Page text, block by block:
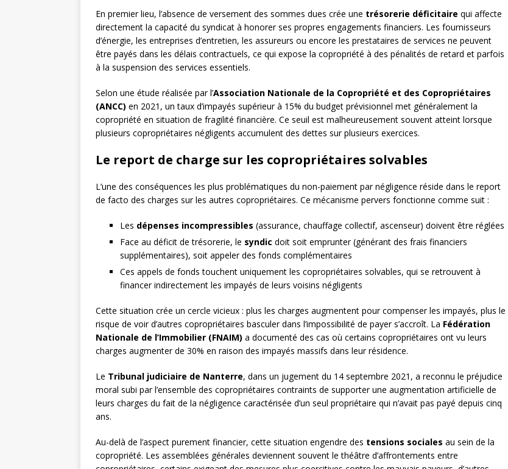
En premier lieu, l’absence de versement des sommes dues crée une trésorerie déficitaire qui affecte
directement la capacité du syndicat à honorer ses propres engagements financiers. Les fournisseurs
d’énergie, les entreprises d’entretien, les assureurs ou encore les prestataires de services ne peuvent
être payés dans les délais contractuels, ce qui expose la copropriété à des pénalités de retard et parfois
à la suspension des services essentiels.
Selon une étude réalisée par l’Association Nationale de la Copropriété et des Copropriétaires
(ANCC) en 2021, un taux d’impayés supérieur à 15% du budget prévisionnel met généralement la
copropriété en situation de fragilité financière. Ce seuil est malheureusement souvent atteint lorsque
plusieurs copropriétaires négligents accumulent des dettes sur plusieurs exercices.
Le report de charge sur les copropriétaires solvables
L’une des conséquences les plus problématiques du non-paiement par négligence réside dans le report
de facto des charges sur les autres copropriétaires. Ce mécanisme pervers fonctionne comme suit :
Les dépenses incompressibles (assurance, chauffage collectif, ascenseur) doivent être réglées
Face au déficit de trésorerie, le syndic doit soit emprunter (générant des frais financiers
supplémentaires), soit appeler des fonds complémentaires
Ces appels de fonds touchent uniquement les copropriétaires solvables, qui se retrouvent à
financer indirectement les impayés de leurs voisins négligents
Cette situation crée un cercle vicieux : plus les charges augmentent pour compenser les impayés, plus le
risque de voir d’autres copropriétaires basculer dans l’impossibilité de payer s’accroît. La Fédération
Nationale de l’Immobilier (FNAIM) a documenté des cas où certains copropriétaires ont vu leurs
charges augmenter de 30% en raison des impayés massifs dans leur résidence.
Le Tribunal judiciaire de Nanterre, dans un jugement du 14 septembre 2021, a reconnu le préjudice
moral subi par l’ensemble des copropriétaires contraints de supporter une augmentation artificielle de
leurs charges du fait de la négligence caractérisée d’un seul propriétaire qui n’avait pas payé depuis cinq
ans.
Au-delà de l’aspect purement financier, cette situation engendre des tensions sociales au sein de la
copropriété. Les assemblées générales deviennent souvent le théâtre d’affrontements entre